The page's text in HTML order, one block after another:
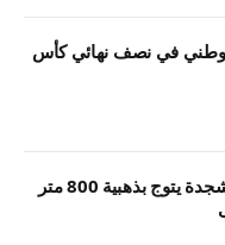
في نصف نهائي كأس
البطل المغربي عماد بوشجدة يتوج بذهبية 800 متر